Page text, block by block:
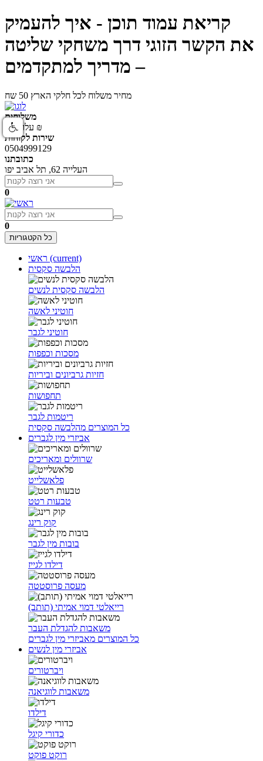
קריאת עמוד תוכן - איך להעמיק
את הקשר הזוגי דרך משחקי שליטה
– מדריך למתקדמים
מחיר משלוח לכל חלקי הארץ 50 שח
משלוחים
עלות 50 ₪
שירות לקוחות
0504999129
כתובתנו
העלייה 62, תל אביב יפו
0
0
כל הקטגוריות
(current)
הלבשה סקסית
הלבשה סקסית לנשים
חוטיני לאשה
חוטיני לגבר
מסכות וכפפות
חזיות גרביונים וביריות
תחפושות
ריטמות לגבר
כל המוצרים מהלבשה סקסית
אביזרי מין לגברים
שרוולים ומאריכים
פלאשלייט
טבעות רטט
קוק רינג
בובות מין לגבר
דילדו לגייז
מעסה פרוסטטה
רייאלטי דמוי אמיתי (תותב)
משאבות להגדלת העבר
כל המוצרים מאביזרי מין לגברים
אביזרי מין לנשים
ויברטורים
משאבות לווגיאנה
דילדו
כדורי קיגל
רוקט פוקט